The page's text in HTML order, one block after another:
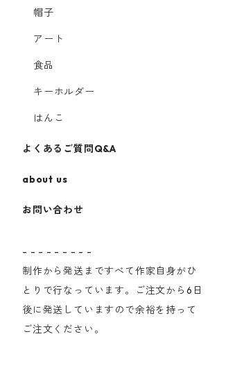
帽子
アート
食品
キーホルダー
はんこ
よくあるご質問Q&A
about us
お問い合わせ
- - - - - - - - -
制作から発送まですべて作家自身がひ
とりで行なっています。ご注文から6日
後に発送していますので余裕を持って
ご注文ください。